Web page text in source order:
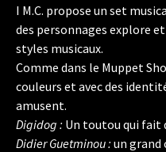
I M.C. propose un set
des personnages explore
styles musicaux.
Comme dans le Muppet
couleurs et avec des
amusent.
Digidog : Un toutou qui fait
Didier Guetminou : un grand